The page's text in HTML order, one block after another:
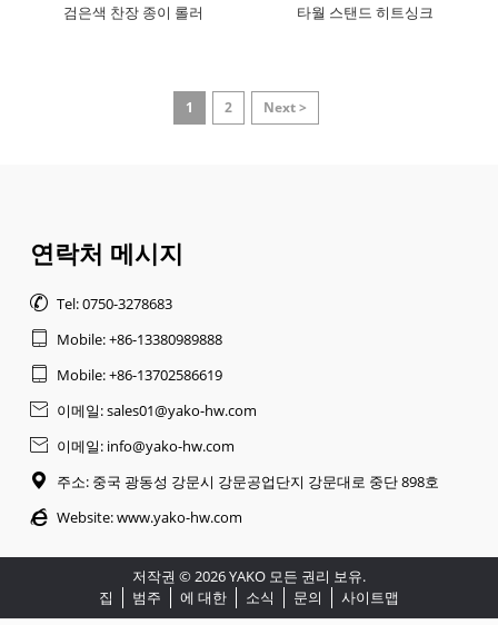
검은색 찬장 종이 롤러 타월 스탠드 히트싱크
1 2 Next >
연락처 메시지
 Tel: 0750-3278683
 Mobile: +86-13380989888
 Mobile: +86-13702586619
 이메일: sales01@yako-hw.com
 이메일: info@yako-hw.com
 주소: 중국 광동성 강문시 강문공업단지 강문대로 중단 898호
 Website:www.yako-hw.com
저작권 © 2026 YAKO 모든 권리 보유.
집
범주 에 대한 소식 문의 사이트맵